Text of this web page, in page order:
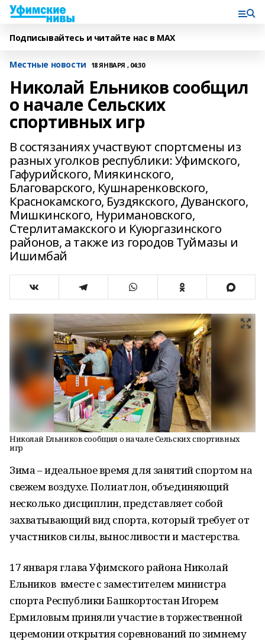
Подписывайтесь и читайте нас в MAX
Местные новости 18 ЯНВАРЯ , 04:30
Николай Ельников сообщил
о начале Сельских
спортивных игр
В состязаниях участвуют спортсмены из
разных уголков республики: Уфимского,
Гафурийского, Миякинского,
Благоварского, Кушнаренковского,
Краснокамского, Буздякского, Дуванского,
Мишкинского, Нуримановского,
Стерлитамакского и Куюргазинского
районов, а также из городов Туймазы и
Ишимбай
Николай Ельников сообщил о начале Сельских спортивных
игр
Зима – идеальное время для занятий спортом на
свежем воздухе. Полиатлон, объединяющий
несколько дисциплин, представляет собой
захватывающий вид спорта, который требует от
участников силы, выносливости и мастерства.
17 января глава Уфимского района Николай
Ельников вместе с заместителем министра
спорта Республики Башкортостан Игорем
Ермиловым приняли участие в торжественной
церемонии открытия соревнований по зимнему